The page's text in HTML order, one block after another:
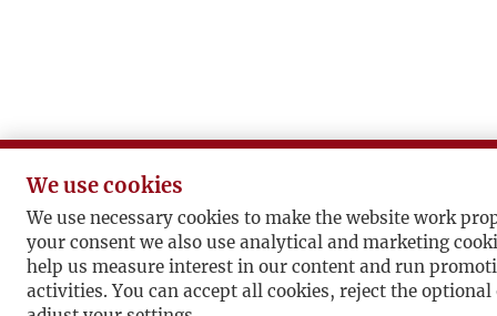
We use cookies
We use necessary cookies to make the website work
your consent we also use analytical and marketing
help us measure interest in our content and run
activities. You can accept all cookies, reject the optional